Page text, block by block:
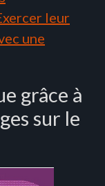
leur
une
grâce à
sur le